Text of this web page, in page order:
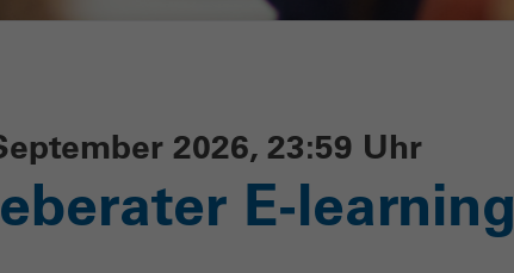
2026, 23:59 Uhr
E-learning